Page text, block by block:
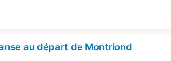
au départ de Montriond